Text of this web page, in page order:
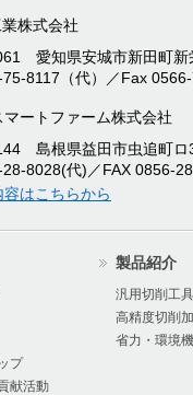
愛知県安城市新田町新
75-8117（代）／Fax
島根県益田市虫追町ロ
28-8028(代)／FAX 0856-
容はこちらから
プ
献活動
製品紹介
汎用切削工具
高精度切削
省力・環境